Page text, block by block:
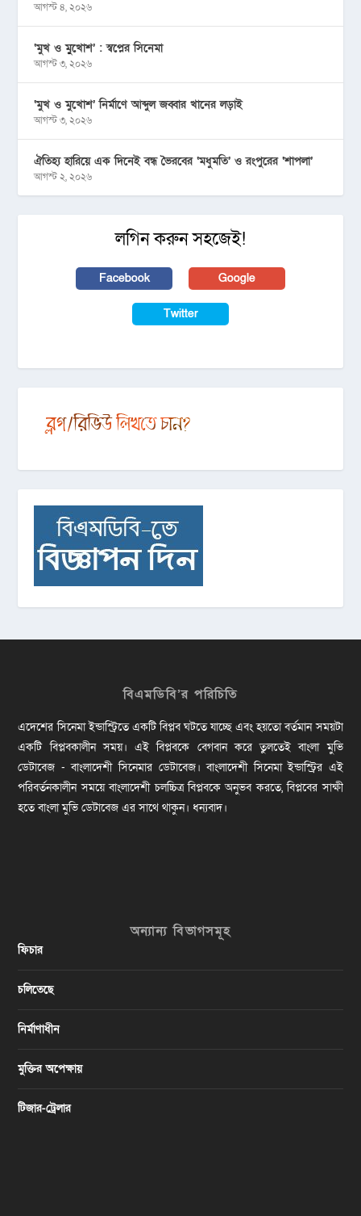
আগস্ট ৪, ২০২৬
‘মুখ ও মু্খোশ’ : স্বপ্নের সিনেমা
আগস্ট ৩, ২০২৬
‘মুখ ও মুখোশ’ নির্মাণে আব্দুল জব্বার খানের লড়াই
আগস্ট ৩, ২০২৬
ঐতিহ্য হারিয়ে এক দিনেই বন্ধ ভৈরবের ‘মধুমতি’ ও রংপুরের ‘শাপলা’
আগস্ট ২, ২০২৬
লগিন করুন সহজেই!
Facebook Google
Twitter
বিএমডিবি’র পরিচিতি
এদেশের সিনেমা ইন্ডাস্ট্রিতে একটি বিপ্লব ঘটতে যাচ্ছে এবং হয়তো বর্তমান সময়টা
একটি বিপ্লবকালীন সময়। এই বিপ্লবকে বেগবান করে তুলতেই বাংলা মুভি
ডেটাবেজ - বাংলাদেশী সিনেমার ডেটাবেজ। বাংলাদেশী সিনেমা ইন্ডাস্ট্রির এই
পরিবর্তনকালীন সময়ে বাংলাদেশী চলচ্চিত্র বিপ্লবকে অনুভব করতে, বিপ্লবের সাক্ষী
হতে বাংলা মুভি ডেটাবেজ এর সাথে থাকুন। ধন্যবাদ।
অন্যান্য বিভাগসমূহ
ফিচার
চলিতেছে
নির্মাণাধীন
মুক্তির অপেক্ষায়
টিজার-ট্রেলার